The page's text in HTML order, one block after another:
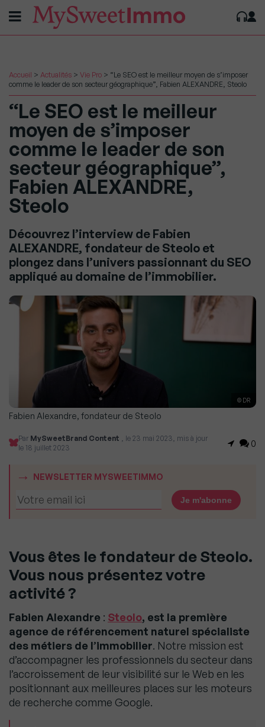
Accueil > Actualités > Vie Pro > “Le SEO est le meilleur moyen de s’imposer
comme le leader de son secteur géographique”, Fabien ALEXANDRE, Steolo
“Le SEO est le meilleur
moyen de s’imposer
comme le leader de son
secteur géographique”,
Fabien ALEXANDRE,
Steolo
Découvrez l’interview de Fabien
ALEXANDRE, fondateur de Steolo et
plongez dans l’univers passionnant du SEO
appliqué au domaine de l’immobilier.
© DR
Fabien Alexandre, fondateur de Steolo
Par MySweetBrand Content , le 23 mai 2023, mis à jour
le 18 juillet 2023
0
NEWSLETTER MYSWEETIMMO
Vous êtes le fondateur de Steolo.
Vous nous présentez votre
activité ?
Fabien Alexandre : Steolo, est la première
agence de référencement naturel spécialiste
des métiers de l’immobilier. Notre mission est
d’accompagner les professionnels du secteur dans
l’accroissement de leur visibilité sur le Web en les
positionnant aux meilleures places sur les moteurs
de recherche comme Google.